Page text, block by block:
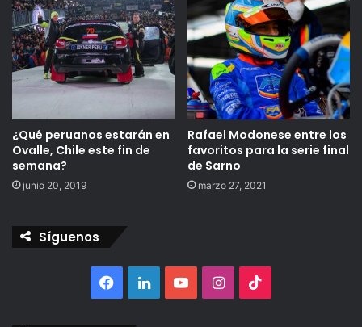
¿Qué peruanos estarán en
Ovalle, Chile este fin de
semana?
junio 20, 2019
Rafael Modonese entre los
favoritos para la serie final
de Sarno
marzo 27, 2021
Síguenos
Facebook
LinkedInYouTubeInstagram